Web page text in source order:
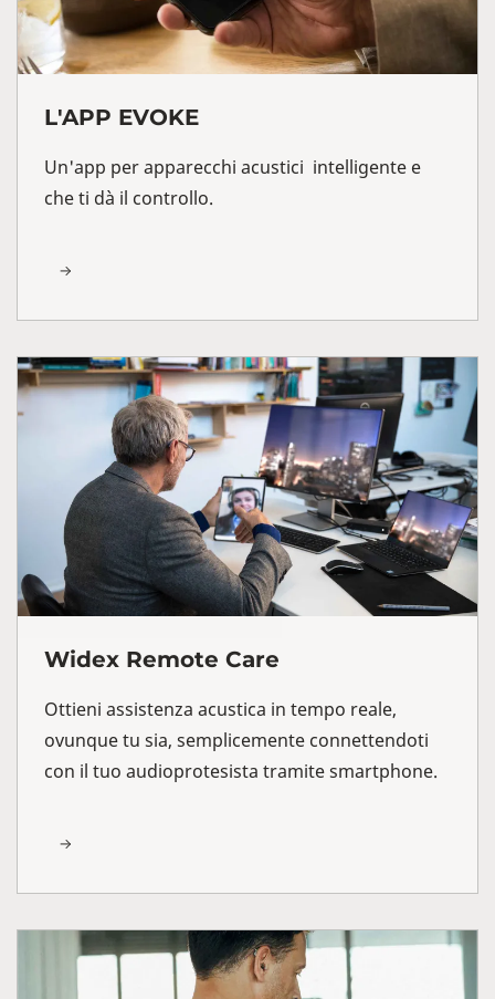
L'APP EVOKE
Un'app per apparecchi acustici intelligente e
che ti dà il controllo.
Widex Remote Care
Ottieni assistenza acustica in tempo reale,
ovunque tu sia, semplicemente connettendoti
con il tuo audioprotesista tramite smartphone.